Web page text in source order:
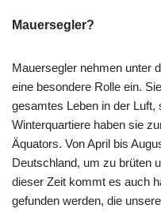
Mauersegler?
Mauersegler nehmen unter
eine besondere Rolle ein.
gesamtes Leben in der
Winterquartiere haben sie
Äquators. Von April bis
Deutschland, um zu brüten
dieser Zeit kommt es auch
gefunden werden, die